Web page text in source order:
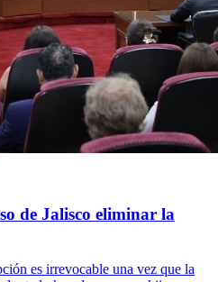
de Jalisco eliminar la
es irrevocable una vez que la